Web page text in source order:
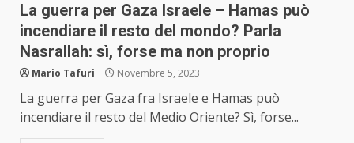
La guerra per Gaza Israele – Hamas può
incendiare il resto del mondo? Parla
Nasrallah: sì, forse ma non proprio
Mario Tafuri Novembre 5, 2023
La guerra per Gaza fra Israele e Hamas può
incendiare il resto del Medio Oriente? Sì, forse...